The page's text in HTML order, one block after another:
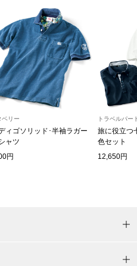
ブレスレット
その他
ファッション
ベリー
ィゴソリッド･半袖ラガー
ャツ
円
トラベルパー
旅に役立つ
色セット
12,650円